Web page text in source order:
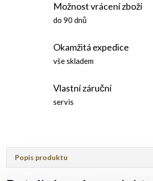
Možnost vrácení zboží
do 90 dnů
Okamžitá expedice
vše skladem
Vlastní záruční
servis
Popis produktu